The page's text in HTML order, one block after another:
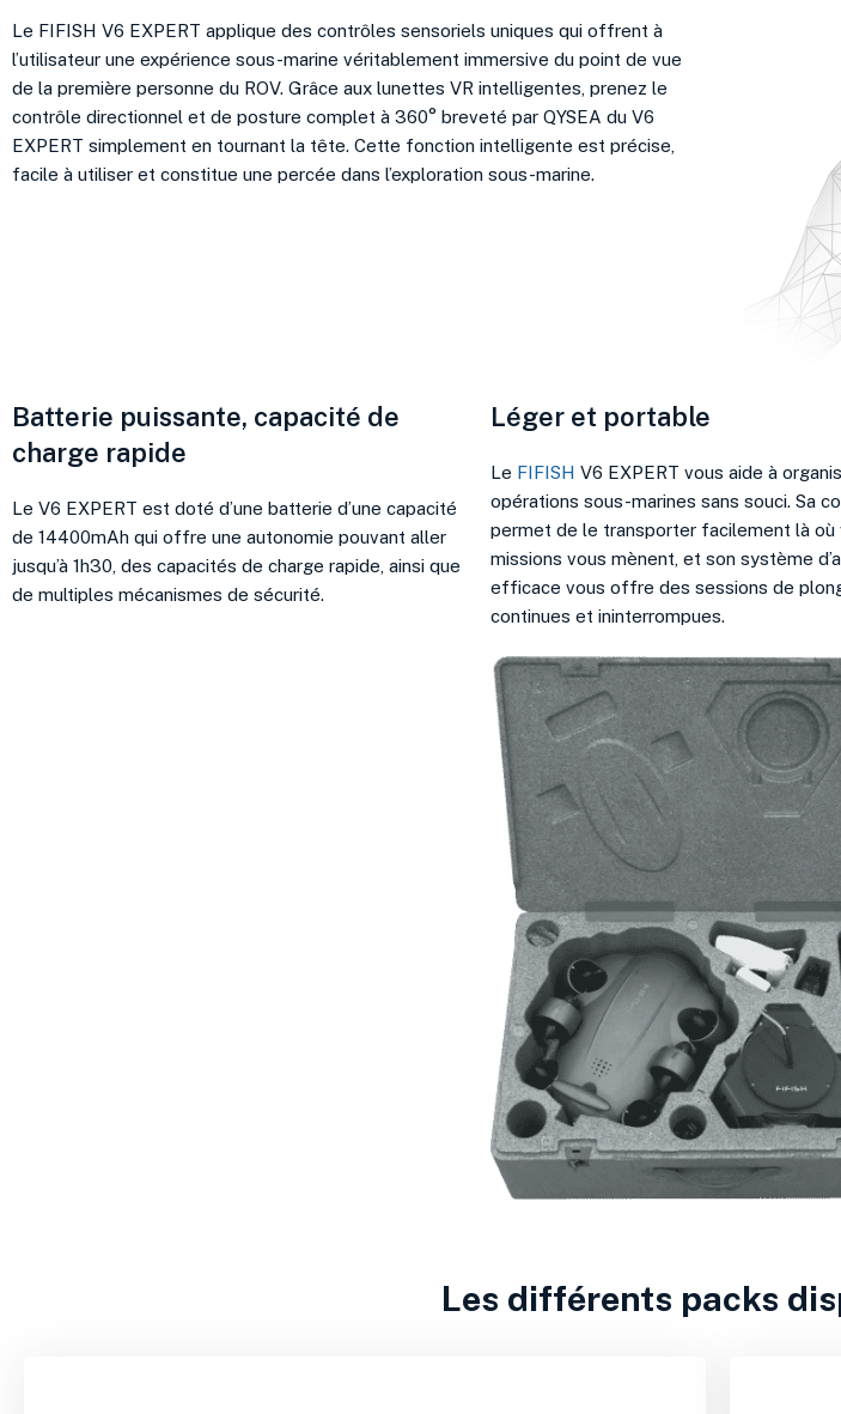
Le FIFISH V6 EXPERT applique des contrôles sensoriels uniques qui offrent à
l’utilisateur une expérience sous-marine véritablement immersive du point de vue
de la première personne du ROV. Grâce aux lunettes VR intelligentes, prenez le
contrôle directionnel et de posture complet à 360° breveté par QYSEA du V6
EXPERT simplement en tournant la tête. Cette fonction intelligente est précise,
facile à utiliser et constitue une percée dans l’exploration sous-marine.
Batterie puissante, capacité de
charge rapide
Le V6 EXPERT est doté d’une batterie d’une capacité
de 14400mAh qui offre une autonomie pouvant aller
jusqu’à 1h30, des capacités de charge rapide, ainsi que
de multiples mécanismes de sécurité.
Léger et portable
Le FIFISH V6 EXPERT vous aide à
opérations sous-marines sans souci. Sa
permet de le transporter facilement là où
missions vous mènent, et son système
efficace vous offre des sessions de
continues et ininterrompues.
Les différents packs